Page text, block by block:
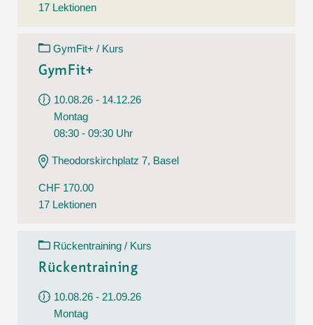
17 Lektionen
GymFit+ / Kurs
GymFit+
10.08.26 - 14.12.26
Montag
08:30 - 09:30 Uhr
Theodorskirchplatz 7, Basel
CHF 170.00
17 Lektionen
Rückentraining / Kurs
Rückentraining
10.08.26 - 21.09.26
Montag